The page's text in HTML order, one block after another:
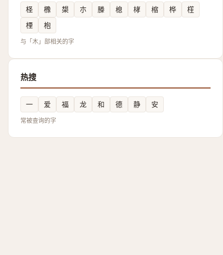
柽 櫲 槼 朩 榺 㮩 㭳 樎 桦
樦
㮒
枹
与「木」部相关的字
热搜
一 爱 福 龙 和 德 静 安
常被查询的字